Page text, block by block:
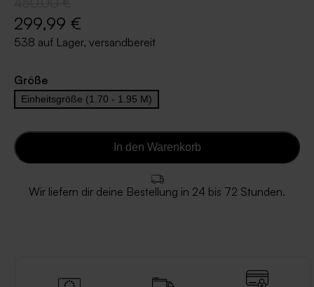
299,99 €
538 auf Lager, versandbereit
Größe
Einheitsgröße (1.70 - 1.95 M)
In den Warenkorb
Wir liefern dir deine Bestellung in 24 bis 72 Stunden.